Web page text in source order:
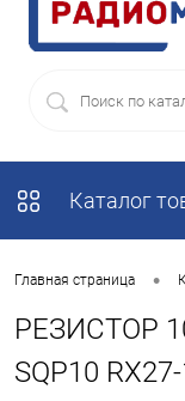
Каталог
Главная страница •
РЕЗИСТОР
SQP10 RX27-